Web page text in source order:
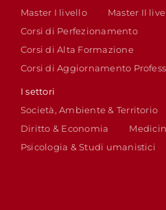
Master I livello
Master II
Corsi di Perfezionamento
Corsi di Alta Formazione
Corsi di Aggiornamento
I settori
Società, Ambiente & Territorio
Diritto & Economia
Psicologia & Studi umanistici